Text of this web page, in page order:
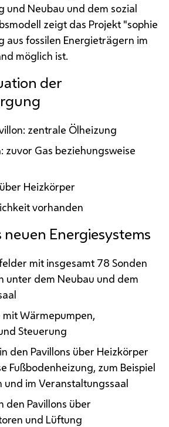
und Neubau und dem sozial
zeigt das Projekt "sophie
aus fossilen Energieträgern im
möglich ist.
der
zentrale Ölheizung
zuvor Gas beziehungsweise
Heizkörper
vorhanden
neuen Energiesystems
mit insgesamt 78 Sonden
unter dem Neubau und dem
Wärmepumpen,
Steuerung
den Pavillons über Heizkörper
Fußbodenheizung, zum Beispiel
und im Veranstaltungssaal
den Pavillons über
und Lüftung